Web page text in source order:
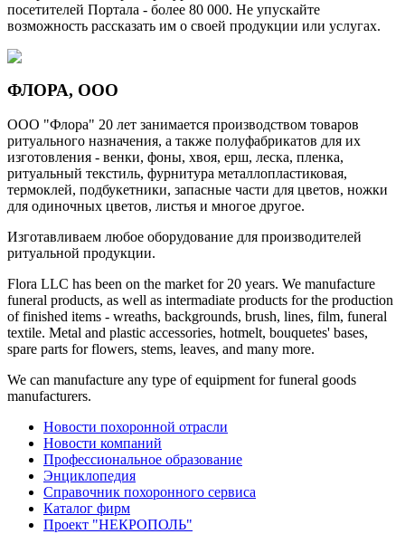
посетителей Портала - более 80 000. Не упускайте
возможность рассказать им о своей продукции или услугах.
ФЛОРА, ООО
ООО "Флора" 20 лет занимается производством товаров
ритуального назначения, а также полуфабрикатов для их
изготовления - венки, фоны, хвоя, ерш, леска, пленка,
ритуальный текстиль, фурнитура металлопластиковая,
термоклей, подбукетники, запасные части для цветов, ножки
для одиночных цветов, листья и многое другое.
Изготавливаем любое оборудование для производителей
ритуальной продукции.
Flora LLC has been on the market for 20 years. We manufacture
funeral products, as well as intermadiate products for the production
of finished items - wreaths, backgrounds, brush, lines, film, funeral
textile. Metal and plastic accessories, hotmelt, bouquetes' bases,
spare parts for flowers, stems, leaves, and many more.
We can manufacture any type of equipment for funeral goods
manufacturers.
Новости похоронной отрасли
Новости компаний
Профессиональное образование
Энциклопедия
Справочник похоронного сервиса
Каталог фирм
Проект "НЕКРОПОЛЬ"